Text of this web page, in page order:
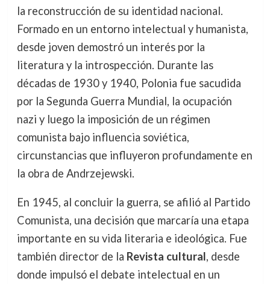
la reconstrucción de su identidad nacional.
Formado en un entorno intelectual y humanista,
desde joven demostró un interés por la
literatura y la introspección. Durante las
décadas de 1930 y 1940, Polonia fue sacudida
por la Segunda Guerra Mundial, la ocupación
nazi y luego la imposición de un régimen
comunista bajo influencia soviética,
circunstancias que influyeron profundamente en
la obra de Andrzejewski.
En 1945, al concluir la guerra, se afilió al Partido
Comunista, una decisión que marcaría una etapa
importante en su vida literaria e ideológica. Fue
también director de la Revista cultural, desde
donde impulsó el debate intelectual en un